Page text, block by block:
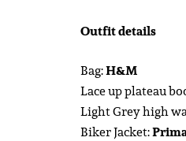
Outfit details
Bag:H&M
Lace up plateau
Light Grey high
Biker Jacket: